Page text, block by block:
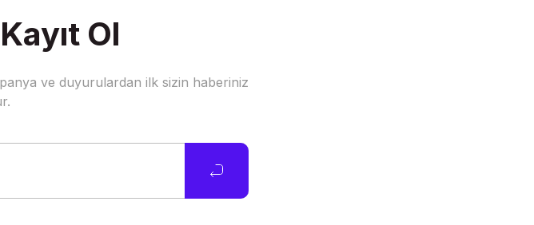
Ol
ve duyurulardan ilk sizin haberiniz